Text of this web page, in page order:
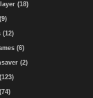
(18)
(12)
(6)
(2)